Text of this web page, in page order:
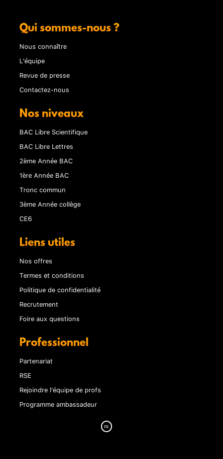
Qui sommes-nous ?
Nous connaître
L'équipe
Revue de presse
Contactez-nous
Nos niveaux
BAC Libre Scientifique
BAC Libre Lettres
2ème Année BAC
1ère Année BAC
Tronc commun
3ème Année collège
CE6
Liens utiles
Nos offres
Termes et conditions
Politique de confidentialité
Recrutement
Foire aux questions
Professionnel
Partenariat
RSE
Rejoindre l'équipe de profs
Programme ambassadeur